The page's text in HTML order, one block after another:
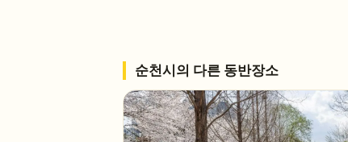
순천시의 다른 동반장소